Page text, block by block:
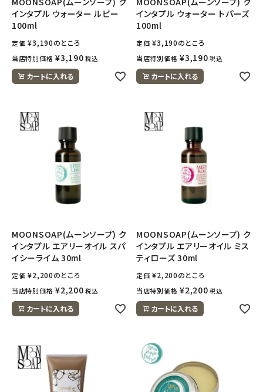
インタプル ウォーター ルビー
100ml
定価 ¥3,190のところ
当店特別価格 ¥3,190 税込
カートに入れる
インタプル ウォーター トパーズ
100ml
定価 ¥3,190のところ
当店特別価格 ¥3,190 税込
カートに入れる
MOONSOAP(ムーンソープ) ク
インタプル エアリーオイル スパ
イシーライム 30ml
定価 ¥2,200のところ
当店特別価格 ¥2,200 税込
カートに入れる
MOONSOAP(ムーンソープ) ク
インタプル エアリーオイル ミス
ティローズ 30ml
定価 ¥2,200のところ
当店特別価格 ¥2,200 税込
カートに入れる